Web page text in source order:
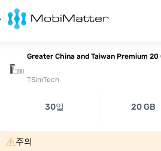
Greater China and Taiwan Premium 20
TSimTech
30일 20 GB
주의